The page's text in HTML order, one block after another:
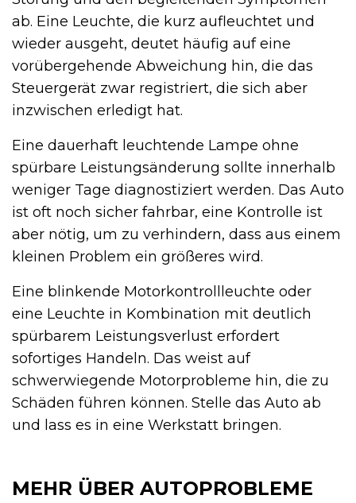
ab. Eine Leuchte, die kurz aufleuchtet und
wieder ausgeht, deutet häufig auf eine
vorübergehende Abweichung hin, die das
Steuergerät zwar registriert, die sich aber
inzwischen erledigt hat.
Eine dauerhaft leuchtende Lampe ohne
spürbare Leistungsänderung sollte innerhalb
weniger Tage diagnostiziert werden. Das Auto
ist oft noch sicher fahrbar, eine Kontrolle ist
aber nötig, um zu verhindern, dass aus einem
kleinen Problem ein größeres wird.
Eine blinkende Motorkontrollleuchte oder
eine Leuchte in Kombination mit deutlich
spürbarem Leistungsverlust erfordert
sofortiges Handeln. Das weist auf
schwerwiegende Motorprobleme hin, die zu
Schäden führen können. Stelle das Auto ab
und lass es in eine Werkstatt bringen.
MEHR ÜBER AUTOPROBLEME